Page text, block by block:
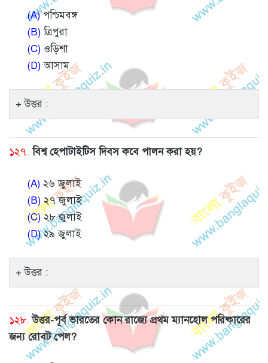
(A)পশ্চিমবঙ্গ
(B)ত্রিপুরা
(C) ওড়িশা
(D)আসাম
উত্তর :
১২৭. বিশ্ব হেপাটাইটিস দিবস কবে পালন করা হয়?
(A) ২৬ জুলাই
(B)২৭ জুলাই
(C)২৮ জুলাই
(D)২৯ জুলাই
উত্তর :
১২৮. উত্তর-পূর্ব ভারতের কোন রাজ্যে প্রথম ম্যানহোল পরিষ্কারের
জন্য রোবট পেল?